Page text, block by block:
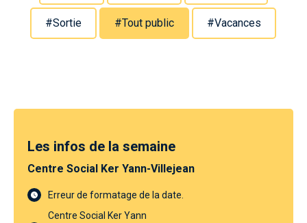
#Sortie #Tout public #Vacances
Les infos de la semaine
Centre Social Ker Yann-Villejean
Erreur de formatage de la date.
Centre Social Ker Yann